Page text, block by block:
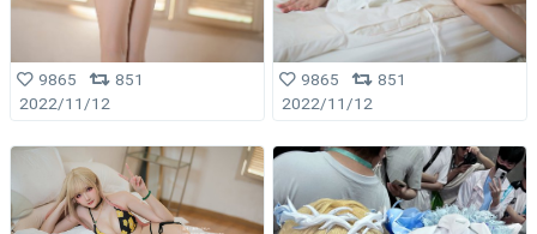
9865
851
2022/11/12
9865
851
2022/11/12